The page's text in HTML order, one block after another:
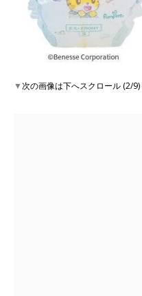
▼次の画像は下へスクロール (2/9)